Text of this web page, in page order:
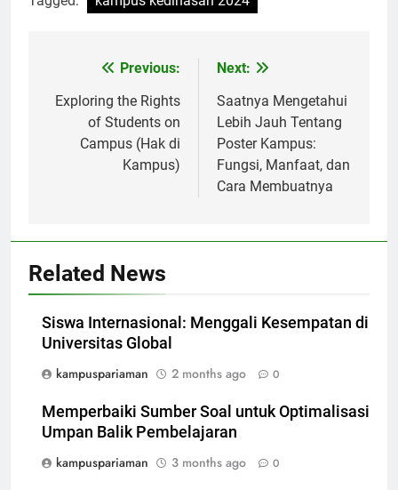
navigation
Previous:
Exploring the Rights
of Students on
Campus (Hak di
Kampus)
Next:
Saatnya Mengetahui
Lebih Jauh Tentang
Poster Kampus:
Fungsi, Manfaat, dan
Cara Membuatnya
Related News
Siswa Internasional: Menggali Kesempatan di
Universitas Global
kampuspariaman
2 months ago 0
Memperbaiki Sumber Soal untuk Optimalisasi
Umpan Balik Pembelajaran
kampuspariaman
3 months ago 0